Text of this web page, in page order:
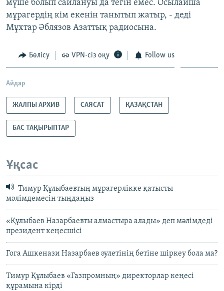
мүше болып сайлануы да тегін емес. Осылайша
мұрагердің кім екенін танытып жатыр, - деді
Мұхтар Әблязов Азаттық радиосына.
Бөлісу VPN-сіз оқу Follow us
Айдар
ЖАЛПЫ АРХИВ САЯСАТ ҚАЗАҚСТАН
БАС ТАҚЫРЫПТАР
Ұқсас
Тимур Құлыбаевтың мұрагерлікке қатысты
мәлімдемесін тыңдаңыз
«Құлыбаев Назарбаевты алмастыра алады» деп мәлімдеді
президент кеңесшісі
Гога Ашкенази Назарбаев әулетінің бетіне шіркеу бола ма?
Тимур Құлыбаев «Газпромның» директорлар кеңесі
құрамына кірді